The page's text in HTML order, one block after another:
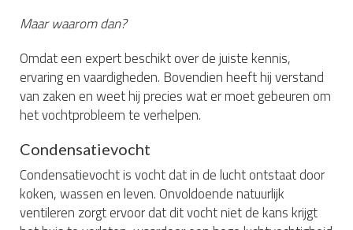
Maar waarom dan?
Omdat een expert beschikt over de juiste kennis,
ervaring en vaardigheden. Bovendien heeft hij verstand
van zaken en weet hij precies wat er moet gebeuren om
het vochtprobleem te verhelpen.
Condensatievocht
Condensatievocht is vocht dat in de lucht ontstaat door
koken, wassen en leven. Onvoldoende natuurlijk
ventileren zorgt ervoor dat dit vocht niet de kans krijgt